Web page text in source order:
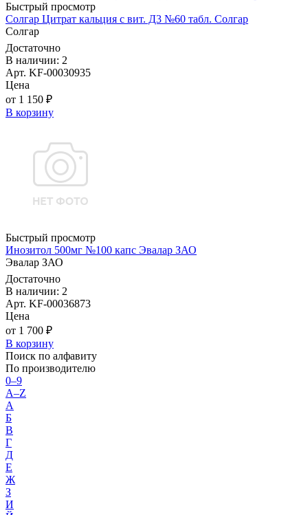
Быстрый просмотр
Солгар Цитрат кальция с вит. Д3 №60 табл. Солгар
Солгар
Достаточно
В наличии: 2
Арт. KF-00030935
Цена
от 1 150 ₽
В корзину
Быстрый просмотр
Инозитол 500мг №100 капс Эвалар ЗАО
Эвалар ЗАО
Достаточно
В наличии: 2
Арт. KF-00036873
Цена
от 1 700 ₽
В корзину
Поиск по алфавиту
По производителю
0–9
A–Z
А
Б
В
Г
Д
Е
Ж
З
И